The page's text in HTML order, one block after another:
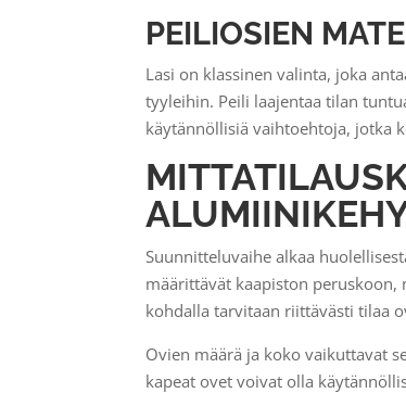
PEILIOSIEN
Lasi on klassinen valinta, joka
tyyleihin. Peili laajentaa tilan
käytännöllisiä vaihtoehtoja, jotka
Suunnitteluvaihe alkaa
määrittävät kaapiston
kohdalla tarvitaan riittävästi tilaa
Ovien määrä ja koko vaikuttavat
kapeat ovet voivat olla